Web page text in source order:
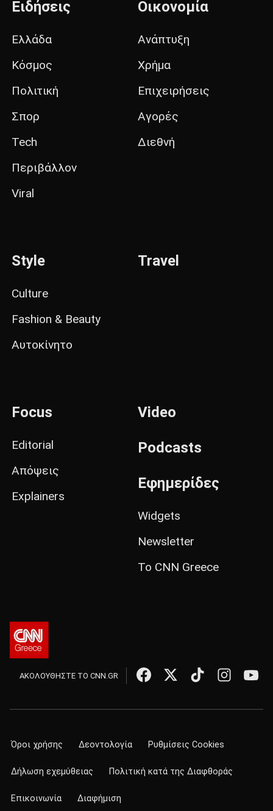
Ειδήσεις
Ελλάδα
Κόσμος
Πολιτική
Σπορ
Tech
Περιβάλλον
Viral
Οικονομία
Ανάπτυξη
Χρήμα
Επιχειρήσεις
Αγορές
Διεθνή
Style
Culture
Fashion & Beauty
Αυτοκίνητο
Travel
Focus
Editorial
Απόψεις
Explainers
Video
Podcasts
Εφημερίδες
Widgets
Newsletter
Το CNN Greece
ΑΚΟΛΟΥΘΗΣΤΕ ΤΟ CNN.GR
Όροι χρήσης Δεοντολογία Ρυθμίσεις Cookies
Δήλωση εχεμύθειας Πολιτική κατά της Διαφθοράς
Επικοινωνία Διαφήμιση